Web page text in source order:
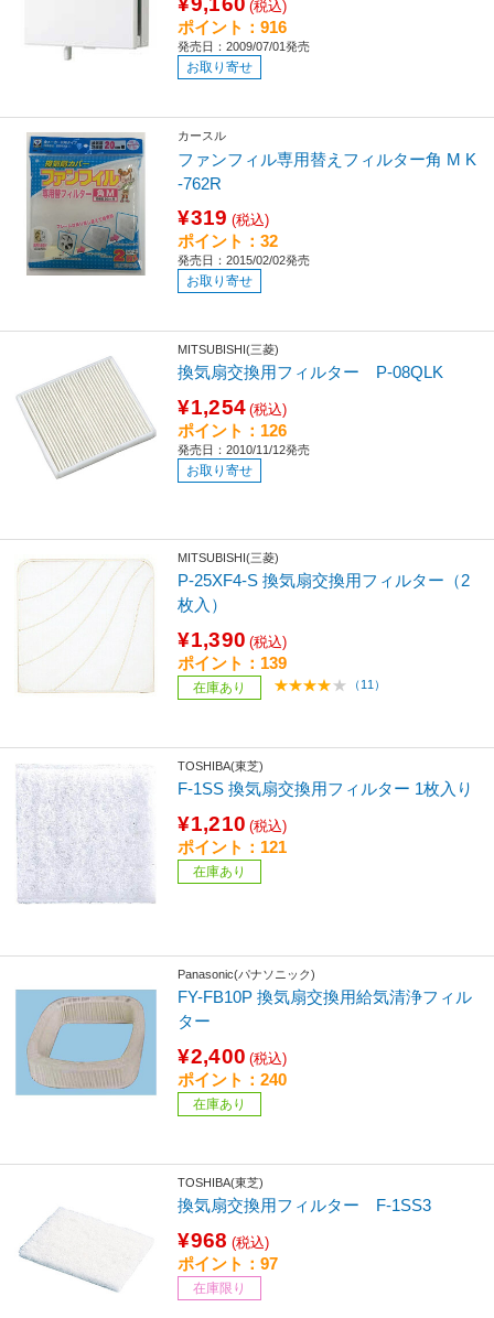
(税込)
ポイント：916
発売日：2009/07/01発売
お取り寄せ
カースル
ファンフィル専用替えフィルター角 M K
-762R
¥319 (税込)
ポイント：32
発売日：2015/02/02発売
お取り寄せ
MITSUBISHI(三菱)
換気扇交換用フィルター P-08QLK
¥1,254 (税込)
ポイント：126
発売日：2010/11/12発売
お取り寄せ
MITSUBISHI(三菱)
P-25XF4-S 換気扇交換用フィルター（2
枚入）
¥1,390 (税込)
ポイント：139
在庫あり （11）
TOSHIBA(東芝)
F-1SS 換気扇交換用フィルター 1枚入り
¥1,210 (税込)
ポイント：121
在庫あり
Panasonic(パナソニック)
FY-FB10P 換気扇交換用給気清浄フィル
ター
¥2,400 (税込)
ポイント：240
在庫あり
TOSHIBA(東芝)
換気扇交換用フィルター F-1SS3
¥968 (税込)
ポイント：97
在庫限り